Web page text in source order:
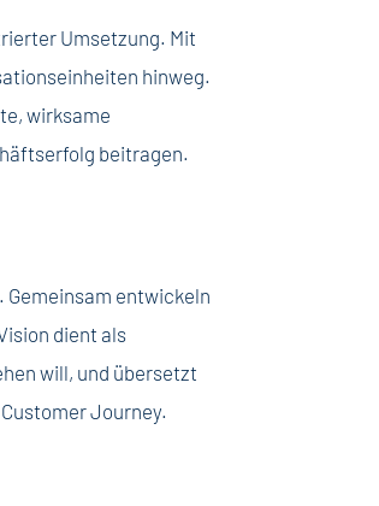
Umsetzung. Mit
hinweg.
wirksame
beitragen.
entwickeln
dient als
will, und übersetzt
Journey.